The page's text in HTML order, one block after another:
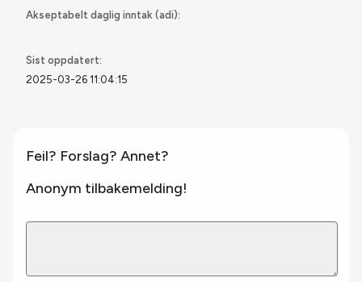
Akseptabelt daglig inntak (adi):
Sist oppdatert:
2025-03-26 11:04:15
Feil? Forslag? Annet?
Anonym tilbakemelding!